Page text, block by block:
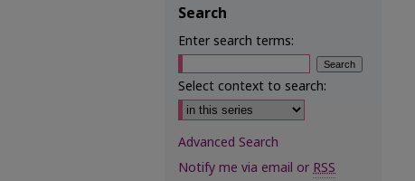
Search
Enter search terms:
Select context to search:
Advanced Search
Notify me via email or RSS